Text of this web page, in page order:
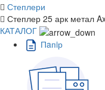
Степлери
Степлер 25 арк метал
КАТАЛОГ
Пaпiр